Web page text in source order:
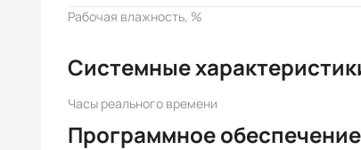
Рабочая влажность, %
Системные
Часы реального времени
Программное обеспечение